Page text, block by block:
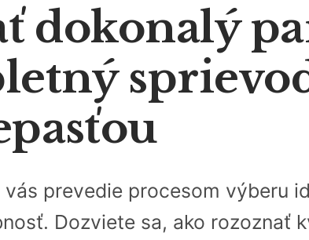
dokonalý
prevedie procesom výberu
Dozviete sa, ako rozoznať